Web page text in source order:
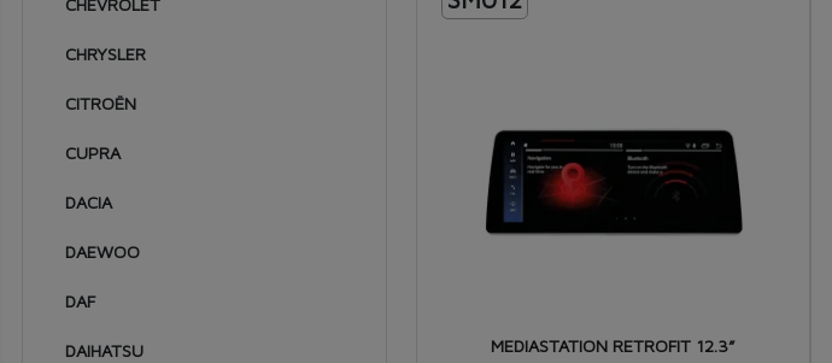
2006
2001
2000
1999
CHEVROLET
CHRYSLER
CITROËN
CUPRA
DACIA
DAEWOO
DAF
DAIHATSU MEDIASTATION RETROFIT 12.3”